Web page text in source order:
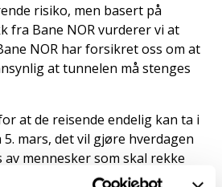
risiko, men basert på
fra Bane NOR vurderer vi at
NOR har forsikret oss om at
at tunnelen må stenges
at de reisende endelig kan ta i
mars, det vil gjøre hverdagen
mennesker som skal rekke
avtaler. Jeg forstår at